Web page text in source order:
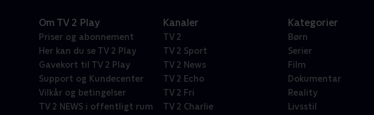
Om TV 2 Play
Priser og abonnement
Her kan du se TV 2 Play
Gavekort til TV 2 Play
Support og Kundecenter
Vilkår og betingelser
TV 2 NEWS i offentligt rum
Kanaler
TV 2
TV 2 Sport
TV 2 News
TV 2 Echo
TV 2 Fri
TV 2 Charlie
Kategorier
Børn
Serier
Film
Dokumentar
Reality
Livsstil